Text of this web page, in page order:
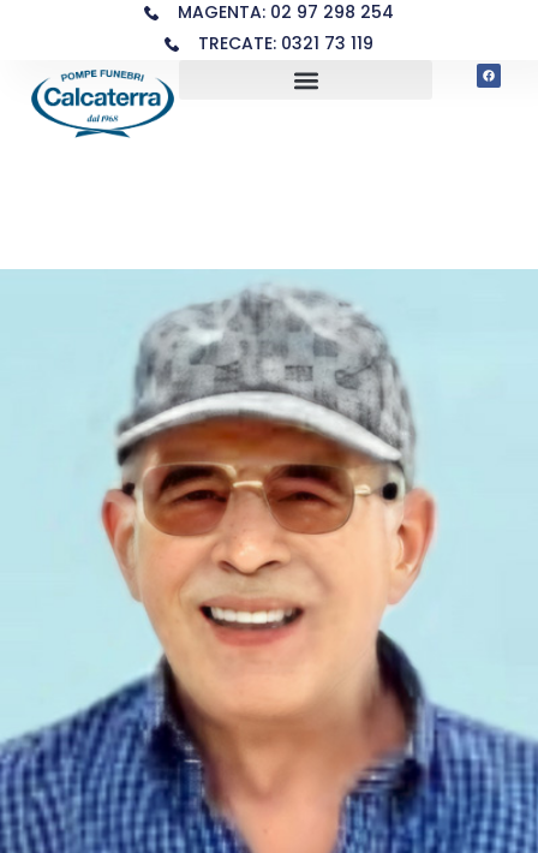
MAGENTA: 02 97 298 254
TRECATE: 0321 73 119